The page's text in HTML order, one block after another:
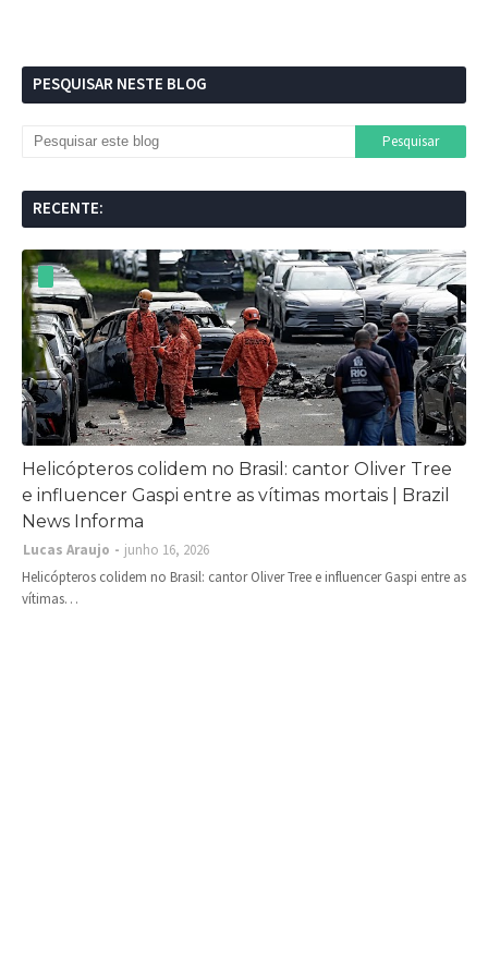
PESQUISAR NESTE BLOG
RECENTE:
Helicópteros colidem no Brasil: cantor Oliver Tree
e influencer Gaspi entre as vítimas mortais | Brazil
News Informa
Lucas Araujo
junho 16, 2026
Helicópteros colidem no Brasil: cantor Oliver Tree e influencer Gaspi entre as
vítimas…